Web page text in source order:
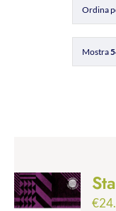
Ordina
Mostra
€